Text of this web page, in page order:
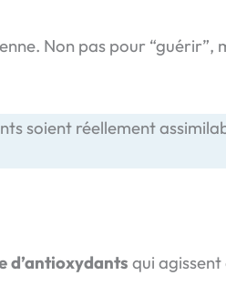
Non pas pour “guérir”,
soient réellement
d’antioxydants qui agissent